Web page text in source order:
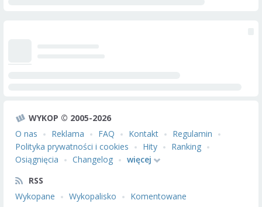
WYKOP © 2005-2026
O nas
Reklama FAQ Kontakt
Regulamin
Polityka prywatności i cookies
Hity
Ranking
Osiągnięcia
Changelog
więcej
RSS
Wykopane
Wykopalisko Komentowane